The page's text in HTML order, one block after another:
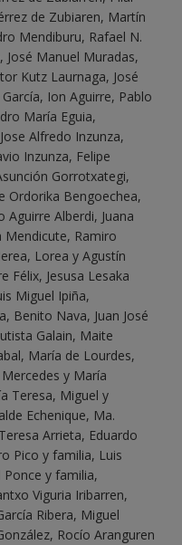
de Zubiaren, Martín
Mendiburu, Rafael N.
José Manuel Muradas,
Kutz Laurnaga, José
Ion Aguirre, Pablo
María Eguia,
Alfredo Inzunza,
Inzunza, Felipe
Gorrotxategi,
Ordorika Bengoechea,
Aguirre Alberdi, Juana
Mendicute, Ramiro
Lorea y Agustín
Félix, Jesusa Lesaka
Miguel Ipiña,
Benito Nava, Juan José
Galain, Maite
María de Lourdes,
y María
Teresa, Miguel y
Echenique, Ma.
Arrieta, Eduardo
Pico y familia, Luis
Ponce y familia,
Viguria Iribarren,
Ribera, Miguel
Rocío Aranguren